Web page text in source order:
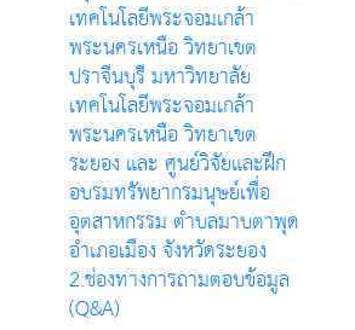
เทคโนโลยีพระจอมเกล้า
พระนครเหนือ วิทยาเขต
ปราจีนบุรี มหาวิทยาลัย
เทคโนโลยีพระจอมเกล้า
พระนครเหนือ วิทยาเขต
ระยอง และ ศูนย์วิจัยและฝึก
อบรมทรัพยากรมนุษย์เพื่อ
อุตสาหกรรม ตำบลมาบตาพุด
อำเภอเมือง จังหวัดระยอง
2.ช่องทางการถามตอบข้อมูล
(Q&A)